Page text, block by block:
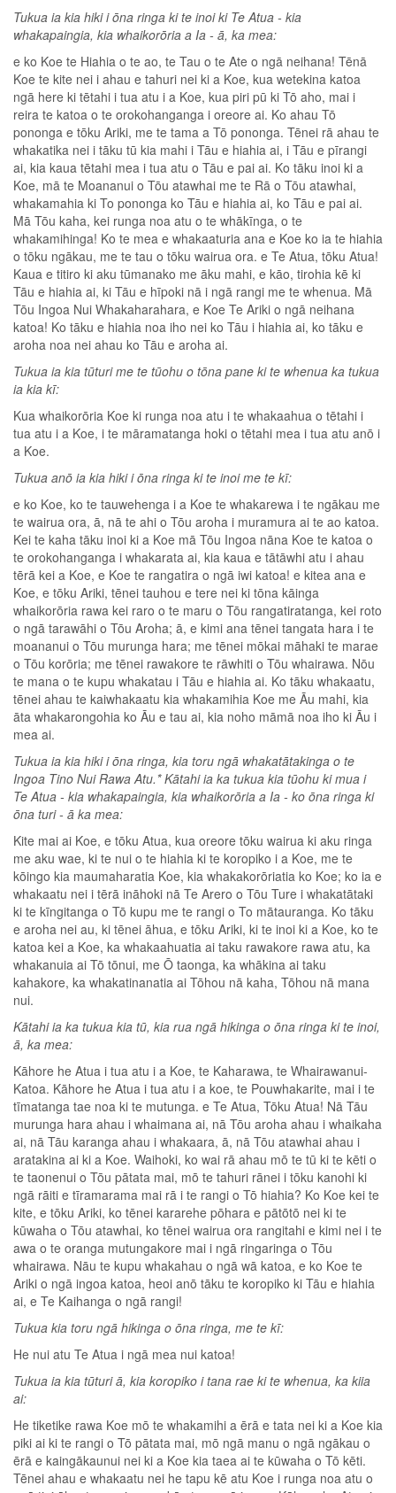
Tukua ia kia hiki i ōna ringa ki te inoi ki Te Atua - kia
whakapaingia, kia whaikorōria a Ia - ā, ka mea:
e ko Koe te Hiahia o te ao, te Tau o te Ate o ngā neihana! Tēnā
Koe te kite nei i ahau e tahuri nei ki a Koe, kua wetekina katoa
ngā here ki tētahi i tua atu i a Koe, kua piri pū ki Tō aho, mai i
reira te katoa o te orokohanganga i oreore ai. Ko ahau Tō
pononga e tōku Ariki, me te tama a Tō pononga. Tēnei rā ahau te
whakatika nei i tāku tū kia mahi i Tāu e hiahia ai, i Tāu e pīrangi
ai, kia kaua tētahi mea i tua atu o Tāu e pai ai. Ko tāku inoi ki a
Koe, mā te Moananui o Tōu atawhai me te Rā o Tōu atawhai,
whakamahia ki To pononga ko Tāu e hiahia ai, ko Tāu e pai ai.
Mā Tōu kaha, kei runga noa atu o te whākīnga, o te
whakamihinga! Ko te mea e whakaaturia ana e Koe ko ia te hiahia
o tōku ngākau, me te tau o tōku wairua ora. e Te Atua, tōku Atua!
Kaua e titiro ki aku tūmanako me āku mahi, e kāo, tirohia kē ki
Tāu e hiahia ai, ki Tāu e hīpoki nā i ngā rangi me te whenua. Mā
Tōu Ingoa Nui Whakaharahara, e Koe Te Ariki o ngā neihana
katoa! Ko tāku e hiahia noa iho nei ko Tāu i hiahia ai, ko tāku e
aroha noa nei ahau ko Tāu e aroha ai.
Tukua ia kia tūturi me te tūohu o tōna pane ki te whenua ka tukua
ia kia kī:
Kua whaikorōria Koe ki runga noa atu i te whakaahua o tētahi i
tua atu i a Koe, i te māramatanga hoki o tētahi mea i tua atu anō i
a Koe.
Tukua anō ia kia hiki i ōna ringa ki te inoi me te kī:
e ko Koe, ko te tauwehenga i a Koe te whakarewa i te ngākau me
te wairua ora, ā, nā te ahi o Tōu aroha i muramura ai te ao katoa.
Kei te kaha tāku inoi ki a Koe mā Tōu Ingoa nāna Koe te katoa o
te orokohanganga i whakarata ai, kia kaua e tātāwhi atu i ahau
tērā kei a Koe, e Koe te rangatira o ngā iwi katoa! e kitea ana e
Koe, e tōku Ariki, tēnei tauhou e tere nei ki tōna kāinga
whaikorōria rawa kei raro o te maru o Tōu rangatiratanga, kei roto
o ngā tarawāhi o Tōu Aroha; ā, e kimi ana tēnei tangata hara i te
moananui o Tōu murunga hara; me tēnei mōkai māhaki te marae
o Tōu korōria; me tēnei rawakore te rāwhiti o Tōu whairawa. Nōu
te mana o te kupu whakatau i Tāu e hiahia ai. Ko tāku whakaatu,
tēnei ahau te kaiwhakaatu kia whakamihia Koe me Āu mahi, kia
āta whakarongohia ko Āu e tau ai, kia noho māmā noa iho ki Āu i
mea ai.
Tukua ia kia hiki i ōna ringa, kia toru ngā whakatātakinga o te
Ingoa Tino Nui Rawa Atu.* Kātahi ia ka tukua kia tūohu ki mua i
Te Atua - kia whakapaingia, kia whaikorōria a Ia - ko ōna ringa ki
ōna turi - ā ka mea:
Kite mai ai Koe, e tōku Atua, kua oreore tōku wairua ki aku ringa
me aku wae, ki te nui o te hiahia ki te koropiko i a Koe, me te
kōingo kia maumaharatia Koe, kia whakakorōriatia ko Koe; ko ia e
whakaatu nei i tērā ināhoki nā Te Arero o Tōu Ture i whakatātaki
ki te kīngitanga o Tō kupu me te rangi o To mātauranga. Ko tāku
e aroha nei au, ki tēnei āhua, e tōku Ariki, ki te inoi ki a Koe, ko te
katoa kei a Koe, ka whakaahuatia ai taku rawakore rawa atu, ka
whakanuia ai Tō tōnui, me Ō taonga, ka whākina ai taku
kahakore, ka whakatinanatia ai Tōhou nā kaha, Tōhou nā mana
nui.
Kātahi ia ka tukua kia tū, kia rua ngā hikinga o ōna ringa ki te inoi,
ā, ka mea:
Kāhore he Atua i tua atu i a Koe, te Kaharawa, te Whairawanui-
Katoa. Kāhore he Atua i tua atu i a koe, te Pouwhakarite, mai i te
tīmatanga tae noa ki te mutunga. e Te Atua, Tōku Atua! Nā Tāu
murunga hara ahau i whaimana ai, nā Tōu aroha ahau i whaikaha
ai, nā Tāu karanga ahau i whakaara, ā, nā Tōu atawhai ahau i
aratakina ai ki a Koe. Waihoki, ko wai rā ahau mō te tū ki te kēti o
te taonenui o Tōu pātata mai, mō te tahuri rānei i tōku kanohi ki
ngā rāiti e tīramarama mai rā i te rangi o Tō hiahia? Ko Koe kei te
kite, e tōku Ariki, ko tēnei kararehe pōhara e pātōtō nei ki te
kūwaha o Tōu atawhai, ko tēnei wairua ora rangitahi e kimi nei i te
awa o te oranga mutungakore mai i ngā ringaringa o Tōu
whairawa. Nāu te kupu whakahau o ngā wā katoa, e ko Koe te
Ariki o ngā ingoa katoa, heoi anō tāku te koropiko ki Tāu e hiahia
ai, e Te Kaihanga o ngā rangi!
Tukua kia toru ngā hikinga o ōna ringa, me te kī:
He nui atu Te Atua i ngā mea nui katoa!
Tukua ia kia tūturi ā, kia koropiko i tana rae ki te whenua, ka kiia
ai:
He tiketike rawa Koe mō te whakamihi a ērā e tata nei ki a Koe kia
piki ai ki te rangi o Tō pātata mai, mō ngā manu o ngā ngākau o
ērā e kaingākaunui nei ki a Koe kia taea ai te kūwaha o Tō kēti.
Tēnei ahau e whakaatu nei he tapu kē atu Koe i runga noa atu o